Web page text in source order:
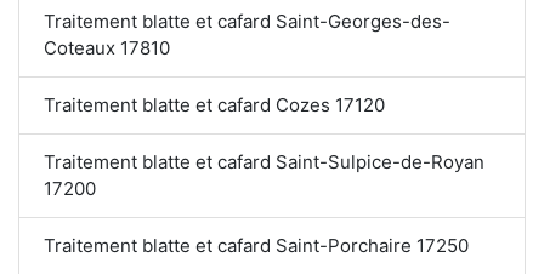
Traitement blatte et cafard Saint-Georges-des-
Coteaux 17810
Traitement blatte et cafard Cozes 17120
Traitement blatte et cafard Saint-Sulpice-de-Royan
17200
Traitement blatte et cafard Saint-Porchaire 17250